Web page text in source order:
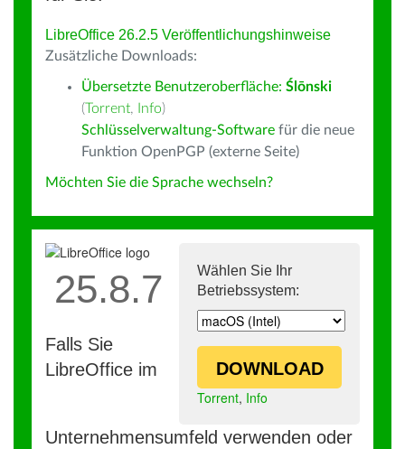
LibreOffice 26.2.5 Veröffentlichungshinweise
Zusätzliche Downloads:
Übersetzte Benutzeroberfläche: Ślōnski
(Torrent, Info)
Schlüsselverwaltung-Software für die neue
Funktion OpenPGP (externe Seite)
Möchten Sie die Sprache wechseln?
Wählen Sie Ihr
Betriebssystem:
DOWNLOAD
Torrent, Info
25.8.7
Falls Sie
LibreOffice im
Unternehmensumfeld verwenden oder